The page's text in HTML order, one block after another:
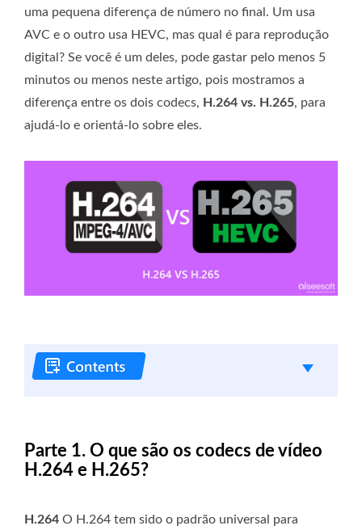
uma pequena diferença de número no final. Um usa
AVC e o outro usa HEVC, mas qual é para reprodução
digital? Se você é um deles, pode gastar pelo menos 5
minutos ou menos neste artigo, pois mostramos a
diferença entre os dois codecs, H.264 vs. H.265, para
ajudá-lo e orientá-lo sobre eles.
Parte 1. O que são os codecs de vídeo
H.264 e H.265?
H.264 O H.264 tem sido o padrão universal para